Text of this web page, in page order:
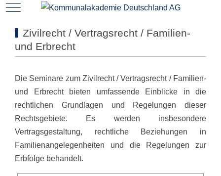
Mobile Menu Toggle
Zivilrecht / Vertragsrecht / Familien-
und Erbrecht
Die Seminare zum Zivilrecht / Vertragsrecht / Familien-
und Erbrecht bieten umfassende Einblicke in die
rechtlichen Grundlagen und Regelungen dieser
Rechtsgebiete. Es werden insbesondere
Vertragsgestaltung, rechtliche Beziehungen in
Familienangelegenheiten und die Regelungen zur
Erbfolge behandelt.